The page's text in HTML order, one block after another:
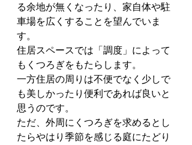
る余地が無くなったり、家自体や駐
車場を広くすることを望んでいま
す。
住居スペースでは「調度」によって
もくつろぎをもたらします。
一方住居の周りは不便でなく少しで
も美しかったり便利であれば良いと
思うのです。
ただ、外周にくつろぎを求めるとし
たらやはり季節を感じる庭にたどり